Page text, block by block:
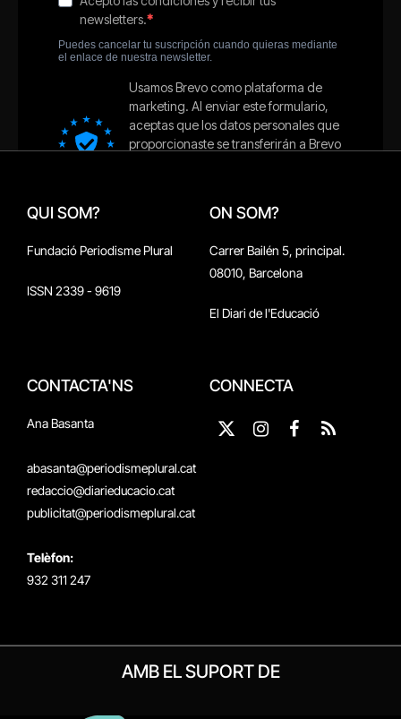
QUI SOM?
Fundació Periodisme Plural
ISSN 2339 - 9619
ON SOM?
Carrer Bailén 5, principal.
08010, Barcelona
El Diari de l'Educació
CONTACTA'NS
Ana Basanta
abasanta@periodismeplural.cat
redaccio@diarieducacio.cat
publicitat@periodismeplural.cat
Telèfon:
932 311 247
CONNECTA
X
Instagram
Facebook
RSS
AMB EL SUPORT DE